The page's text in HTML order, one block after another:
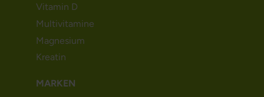
Vitamin D
Multivitamine
Magnesium
Kreatin
MARKEN